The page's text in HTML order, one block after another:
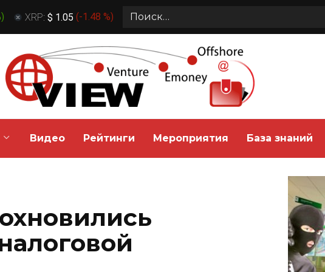
) XRP: $ 1.05 (-1.48 %)
Search
Видео Рейтинги Мероприятия База знаний